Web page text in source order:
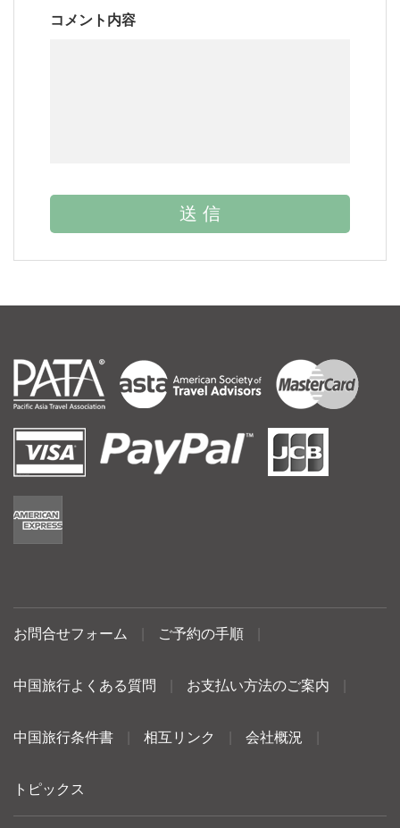
コメント内容
お問合せフォーム ご予約の手順
中国旅行よくある質問 お支払い方法のご案内
中国旅行条件書 相互リンク 会社概況
トピックス